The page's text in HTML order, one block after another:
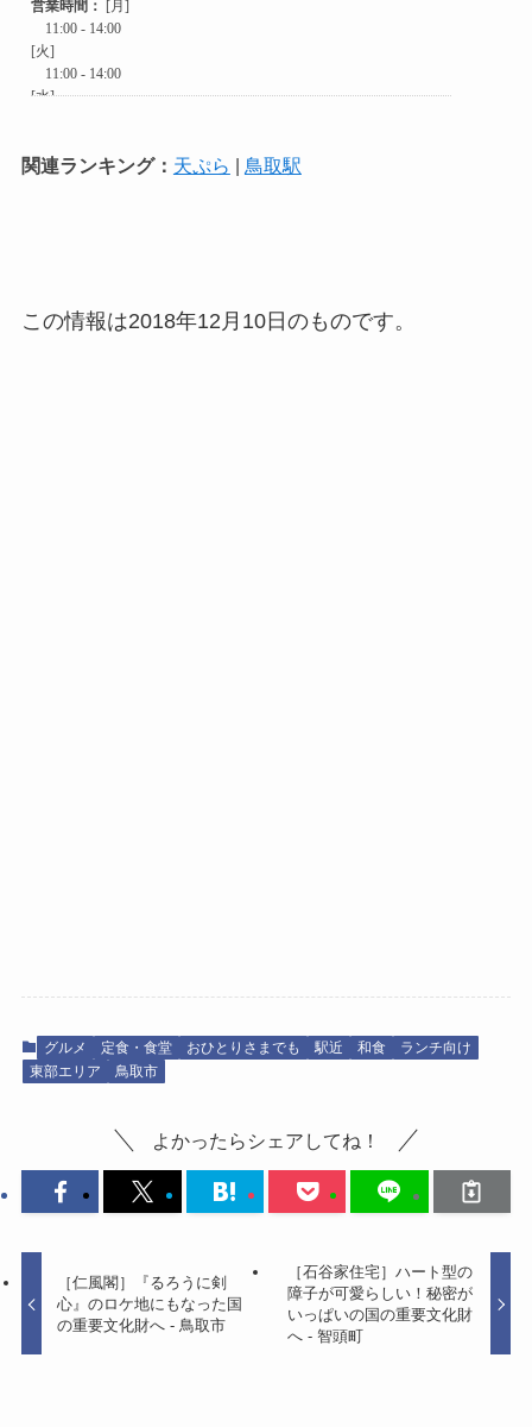
関連ランキング： 天ぷら 鳥取駅
この情報は2018年12月10日のものです。
グルメ 定食・食堂 おひとりさまでも 駅近 和食
ランチ向け
東部エリア
鳥取市
よかったらシェアしてね！
［仁風閣］『るろうに剣
心』のロケ地にもなった国
の重要文化財へ - 鳥取市
［石谷家住宅］ハート型の
障子が可愛らしい！秘密が
いっぱいの国の重要文化財
へ - 智頭町